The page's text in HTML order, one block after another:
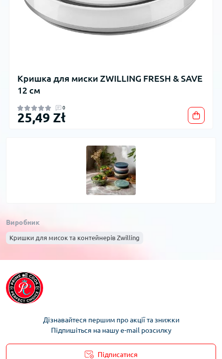
Кришка для миски ZWILLING FRESH & SAVE
12 см
0
25,49 Zł
Виробник
Кришки для мисок та контейнерів Zwilling
Дізнавайтеся першим про акції та знижки
Підпишіться на нашу e-mail розсилку
Підписатися